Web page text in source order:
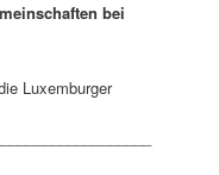
bei
Luxemburger